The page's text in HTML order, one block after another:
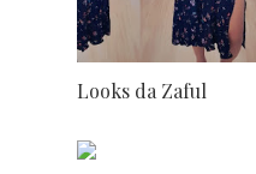
Looks da Zaful